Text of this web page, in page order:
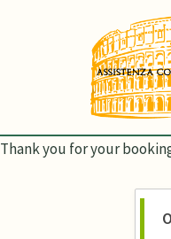
Thank you for your